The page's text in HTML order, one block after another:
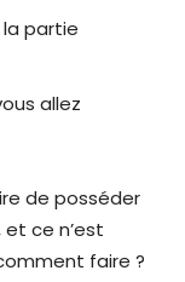
la partie
allez
de posséder
ce n’est
faire ?